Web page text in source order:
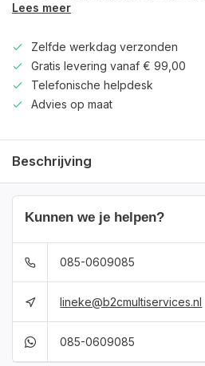
Lees meer
Zelfde werkdag verzonden
Gratis levering vanaf € 99,00
Telefonische helpdesk
Advies op maat
Beschrijving
Kunnen we je helpen?
085-0609085
lineke@b2cmultiservices.nl
085-0609085